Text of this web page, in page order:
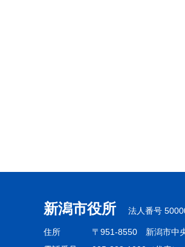
新潟市役所 法人番号
住所 〒951-8550 新潟市中